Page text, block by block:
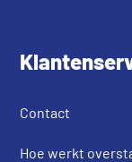
Contact
Hoe werkt